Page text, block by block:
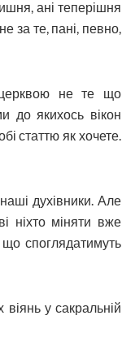
ані теперішня
за те, пані, певно,
не те що
до якихось вікон
статтю як хочете.
духівники. Але
ніхто міняти вже
споглядатимуть
у сакральній